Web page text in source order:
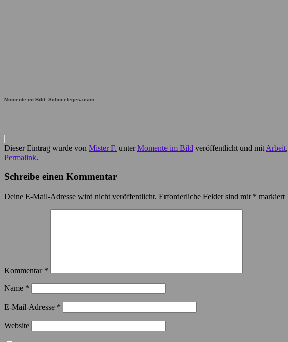
Momente im Bild: Schneefegesaison
Dieser Eintrag wurde von Mister F. unterMomente im Bild veröffentlicht und mit Arbeit,
Permalink.
Schreibe einen Kommentar
Deine E-Mail-Adresse wird nicht veröffentlicht. Erforderliche Felder sind mit * markiert
Kommentar *
Name *
E-Mail-Adresse *
Website